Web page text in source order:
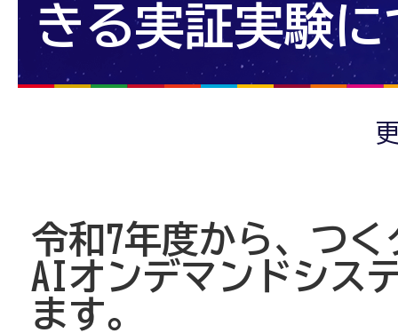
きる実証実験に
令和7年度から、つ
AIオンデマンドシス
ます。